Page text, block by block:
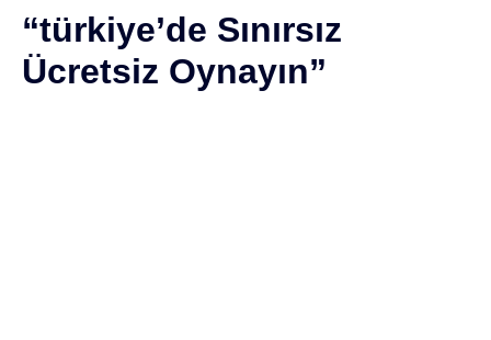
“türkiye’de Sınırsız
Ücretsiz Oynayın”